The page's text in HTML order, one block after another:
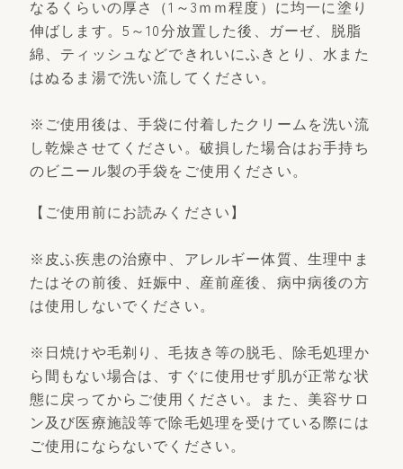
なるくらいの厚さ（1～3ｍｍ程度）に均一に塗り
伸ばします。5～10分放置した後、ガーゼ、脱脂
綿、ティッシュなどできれいにふきとり、水また
はぬるま湯で洗い流してください。
※ご使用後は、手袋に付着したクリームを洗い流
し乾燥させてください。破損した場合はお手持ち
のビニール製の手袋をご使用ください。
【ご使用前にお読みください】
※皮ふ疾患の治療中、アレルギー体質、生理中ま
たはその前後、妊娠中、産前産後、病中病後の方
は使用しないでください。
※日焼けや毛剃り、毛抜き等の脱毛、除毛処理か
ら間もない場合は、すぐに使用せず肌が正常な状
態に戻ってからご使用ください。また、美容サロ
ン及び医療施設等で除毛処理を受けている際には
ご使用にならないでください。